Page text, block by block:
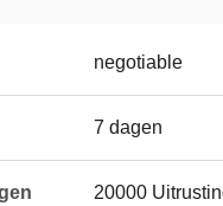
negotiable
7 dagen
20000